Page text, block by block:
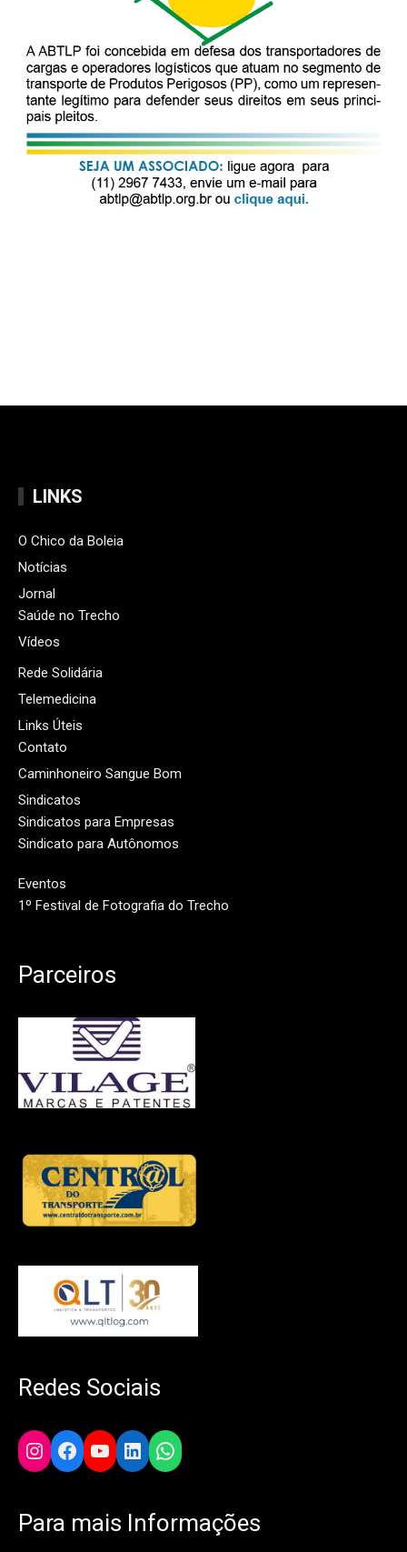
LINKS
O Chico da Boleia
Notícias
Jornal
Saúde no Trecho
Vídeos
Rede Solidária
Telemedicina
Links Úteis
Contato
Caminhoneiro Sangue Bom
Sindicatos
Sindicatos para Empresas
Sindicato para Autônomos
Eventos
1º Festival de Fotografia do Trecho
Parceiros
Redes Sociais
Instagram
Facebook
YouTube
LinkedIn
WhatsApp
Para mais Informações